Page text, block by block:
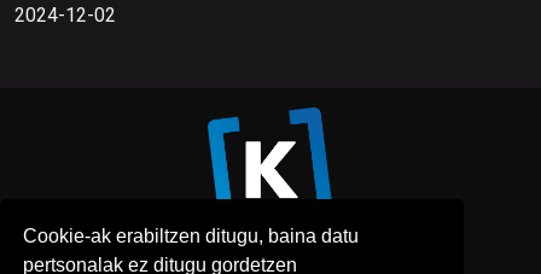
Cookie-ak erabiltzen ditugu, baina datu
pertsonalak ez ditugu gordetzen
2024-12-02